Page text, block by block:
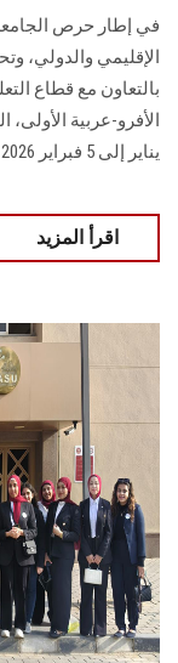
في إطار حرص
الإقليمي والدولي،
بالتعاون مع قطاع
يناير إلى 5 فبراير 2026
اقرأ المزيد